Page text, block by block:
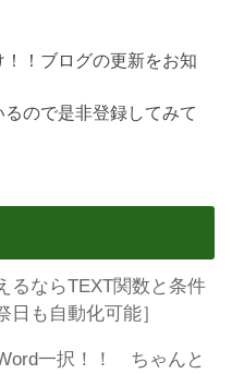
！ブログの更新をお知
ので是非登録してみて
るならTEXT関数と条件
日も自動化可能］
一択！！ ちゃんと